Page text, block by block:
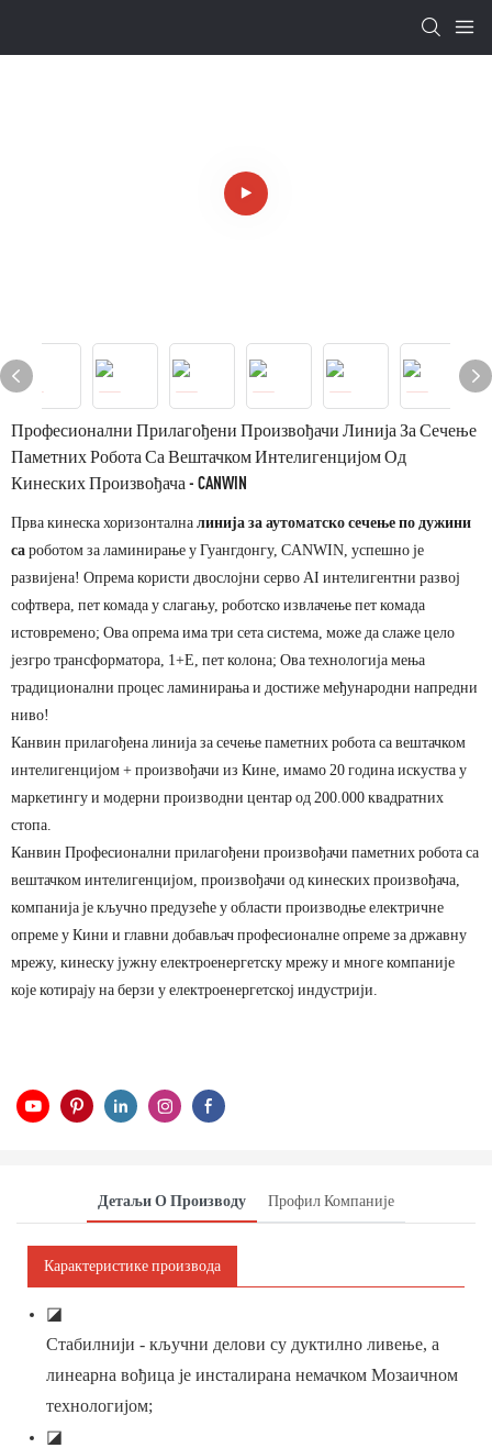
Професионални Прилагођени Произвођачи Линија За Сечење
Паметних Робота Са Вештачком Интелигенцијом Од
Кинеских Произвођача - CANWIN
Прва кинеска хоризонталналинија за аутоматско сечење по дужини
сароботом за ламинирање у Гуангдонгу, CANWIN, успешно је
развијена! Опрема користи двослојни серво AI интелигентни развој
софтвера, пет комада у слагању, роботско извлачење пет комада
истовремено; Ова опрема има три сета система, може да слаже цело
језгро трансформатора, 1+Е, пет колона; Ова технологија мења
традиционални процес ламинирања и достиже међународни напредни
ниво!
Канвин прилагођена линија за сечење паметних робота са вештачком
интелигенцијом + произвођачи из Кине, имамо 20 година искуства у
маркетингу и модерни производни центар од 200.000 квадратних
стопа.
Канвин Професионални прилагођени произвођачи паметних робота са
вештачком интелигенцијом, произвођачи од кинеских произвођача,
компанија је кључно предузеће у области производње електричне
опреме у Кини и главни добављач професионалне опреме за државну
мрежу, кинеску јужну електроенергетску мрежу и многе компаније
које котирају на берзи у електроенергетској индустрији.
Детаљи О Производу Профил Компаније
Карактеристике производа
◪
Стабилнији - кључни делови су дуктилно ливење, а
линеарна вођица је инсталирана немачком Мозаичном
технологијом;
◪